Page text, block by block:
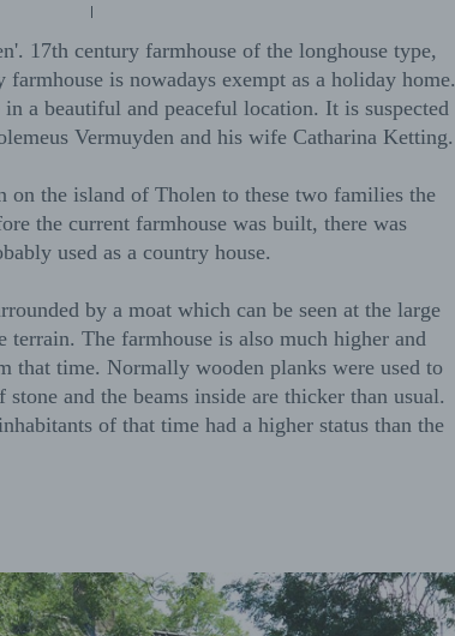
17th century farmhouse of the longhouse type,
is nowadays exempt as a holiday home.
a beautiful and peaceful location. It is suspected
Vermuyden and his wife Catharina Ketting.
the island of Tholen to these two families the
the current farmhouse was built, there was
used as a country house.
by a moat which can be seen at the large
terrain. The farmhouse is also much higher and
that time. Normally wooden planks were used to
and the beams inside are thicker than usual.
of that time had a higher status than the